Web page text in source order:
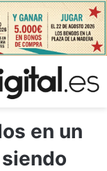
en un